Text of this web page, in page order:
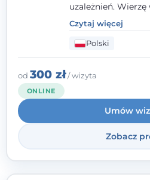
uzależnień.
wprowadzenia
często przekonuje
w tym Ty i ja, ma
szczęście. Należy
w obranym
Czytaj więcej
Polski
od 300 zł/ wizyta
ONLINE
Umów
Zobacz